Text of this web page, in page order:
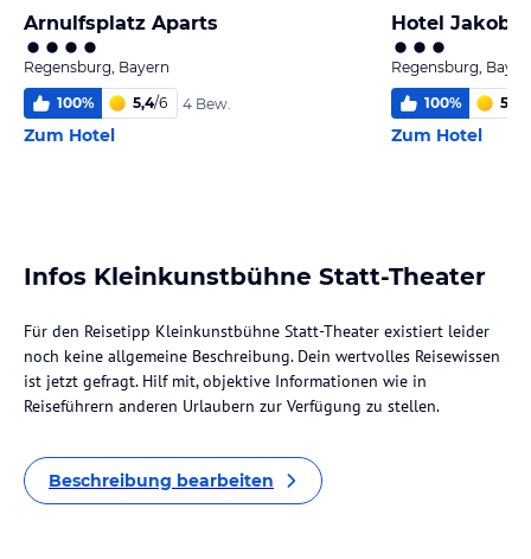
Arnulfsplatz Aparts
Regensburg, Bayern
100% 5,4/6 4 Bew.
Zum Hotel
Regensburg,
100% 5,4
Zum Hotel
Infos Kleinkunstbühne Statt-Theater
Für den Reisetipp Kleinkunstbühne Statt-Theater existiert leider
noch keine allgemeine Beschreibung. Dein wertvolles Reisewissen
ist jetzt gefragt. Hilf mit, objektive Informationen wie in
Reiseführern anderen Urlaubern zur Verfügung zu stellen.
Beschreibung bearbeiten